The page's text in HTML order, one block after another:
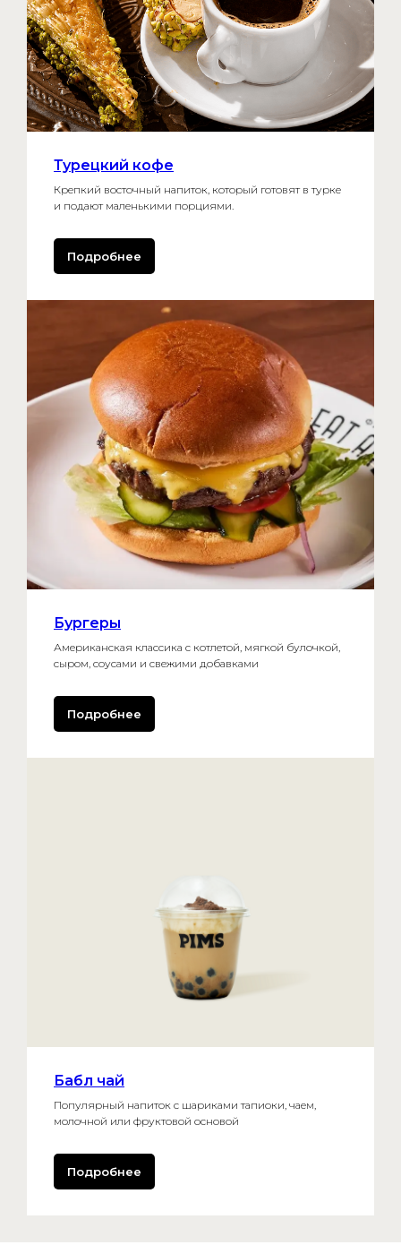
Турецкий кофе
Крепкий восточный напиток, который готовят в турке
и подают маленькими порциями.
Подробнее
Бургеры
Американская классика с котлетой, мягкой булочкой,
сыром, соусами и свежими добавками
Подробнее
Бабл чай
Популярный напиток с шариками тапиоки, чаем,
молочной или фруктовой основой
Подробнее